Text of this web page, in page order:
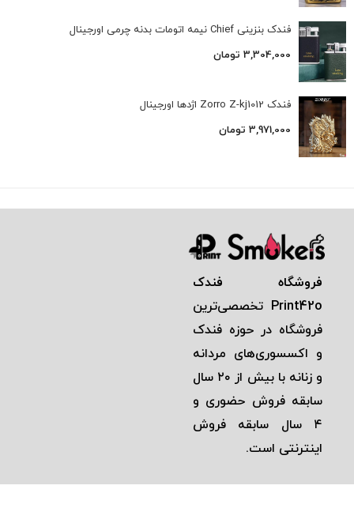
فندک بنزینی Chief نیمه اتومات بدنه چرمی اورجینال
3,304,000 تومان
فندک Zorro Z-kj1012 اژدها اورجینال
3,971,000 تومان
فروشگاه فندک
Print42o تخصصی‌ترين
فروشگاه در حوزه فندک
و اكسسوری‌های مردانه
و زنانه با بيش از ٢٠ سال
سابقه فروش حضوری و
٤ سال سابقه فروش
اينترنتی است.